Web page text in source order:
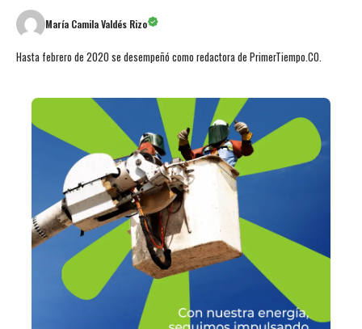
María Camila Valdés Rizo
Hasta febrero de 2020 se desempeñó como redactora de PrimerTiempo.CO.